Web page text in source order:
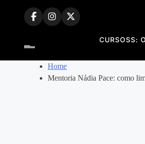
CURSOSS:
Home
Mentoria Nádia Pace: como